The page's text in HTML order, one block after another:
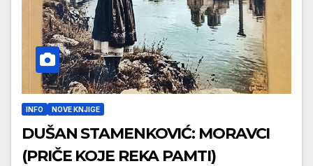
INFO NOVE KNJIGE
DUŠAN STAMENKOVIĆ: MORAVCI
(PRIČE KOJE REKA PAMTI)